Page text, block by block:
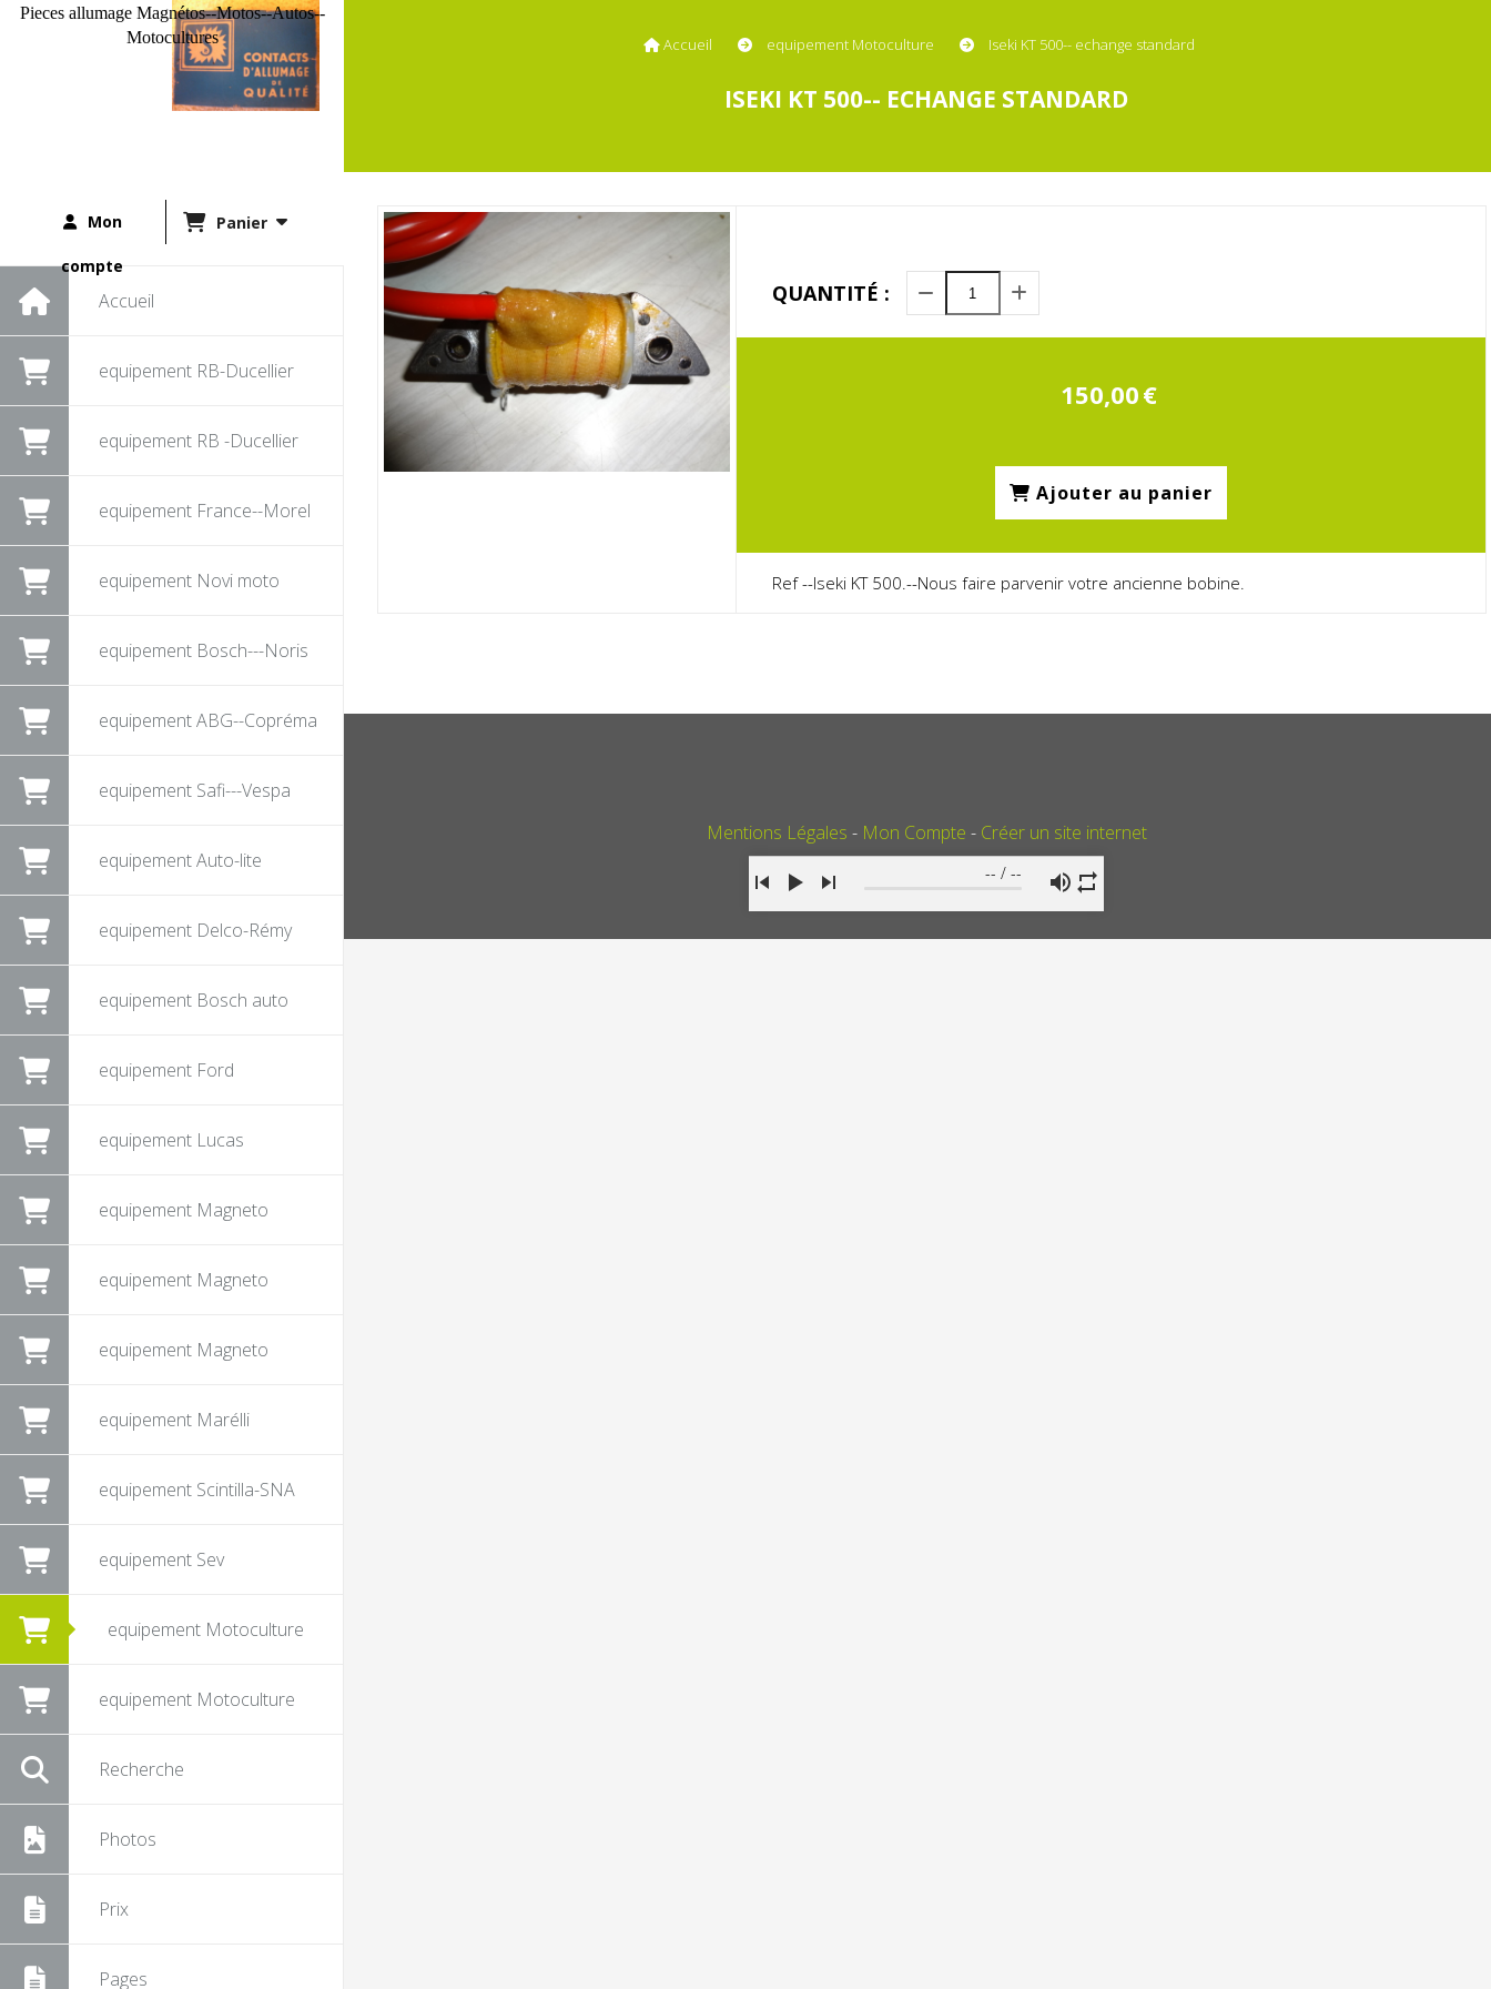
Pieces allumage Magnétos--Motos--Autos--
Motocultures
Mon
compte
Panier
Accueil
equipement RB-Ducellier
equipement RB -Ducellier
equipement France--Morel
equipement Novi moto
equipement Bosch---Noris
equipement ABG--Copréma
equipement Safi---Vespa
equipement Auto-lite
equipement Delco-Rémy
equipement Bosch auto
equipement Ford
equipement Lucas
equipement Magneto
equipement Magneto
equipement Magneto
equipement Marélli
equipement Scintilla-SNA
equipement Sev
equipement Motoculture
equipement Motoculture
Recherche
Photos
Prix
Pages
Accueil equipement Motoculture Iseki KT 500-- echange standard
ISEKI KT 500-- ECHANGE STANDARD
150,00€
QUANTITÉ :
Ajouter au panier
Ref --Iseki KT 500.--Nous faire parvenir votre ancienne bobine.
Mentions Légales Mon Compte Créer un site internet
-- / --